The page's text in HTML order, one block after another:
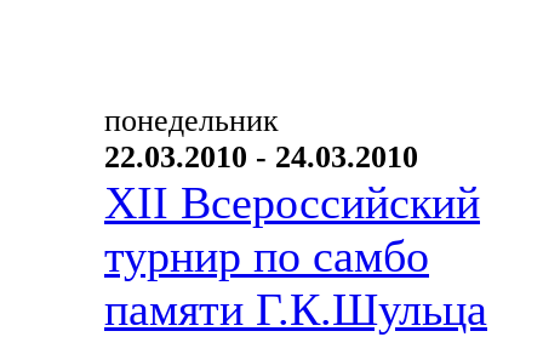
понедельник
22.03.2010 - 24.03.2010
XII Всероссийский
турнир по самбо
памяти Г.К.Шульца